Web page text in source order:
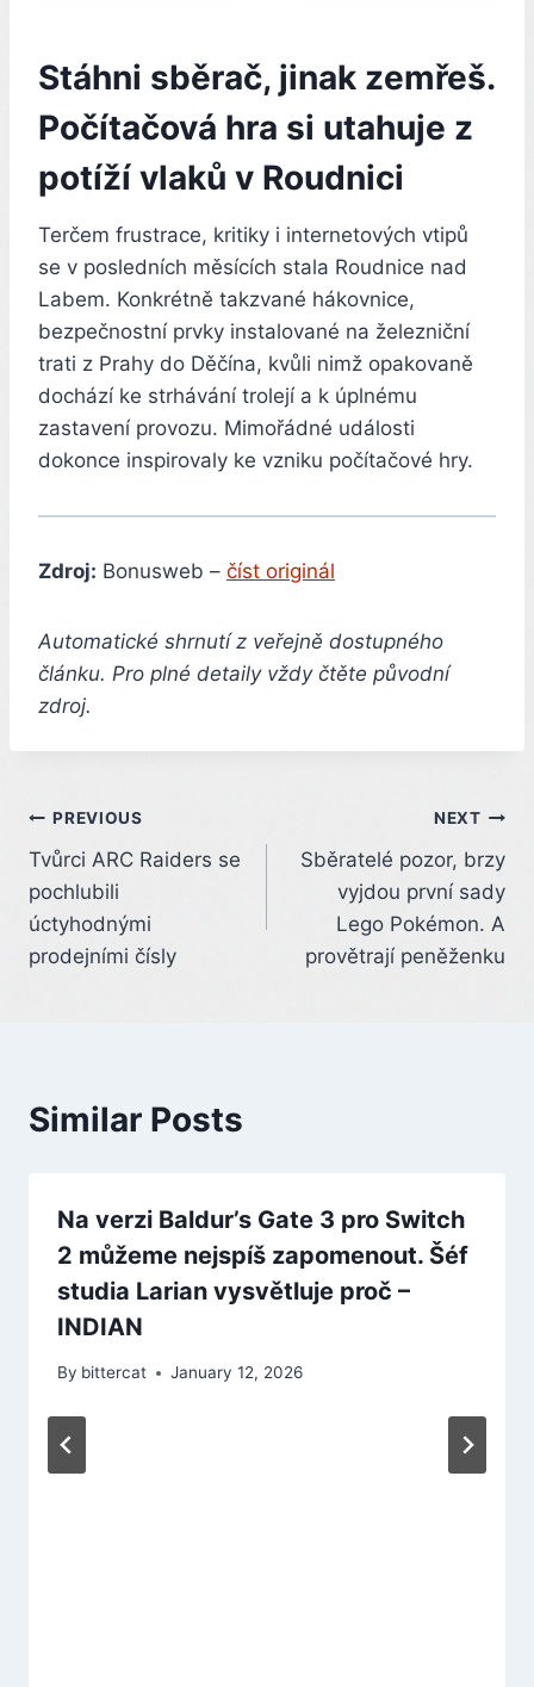
Stáhni sběrač, jinak zemřeš.
Počítačová hra si utahuje z
potíží vlaků v Roudnici
Terčem frustrace, kritiky i internetových vtipů
se v posledních měsících stala Roudnice nad
Labem. Konkrétně takzvané hákovnice,
bezpečnostní prvky instalované na železniční
trati z Prahy do Děčína, kvůli nimž opakovaně
dochází ke strhávání trolejí a k úplnému
zastavení provozu. Mimořádné události
dokonce inspirovaly ke vzniku počítačové hry.
Zdroj: Bonusweb – číst originál
Automatické shrnutí z veřejně dostupného
článku. Pro plné detaily vždy čtěte původní
zdroj.
Post
navigation
PREVIOUS
Tvůrci ARC Raiders se
pochlubili
úctyhodnými
prodejními čísly
NEXT
Sběratelé pozor, brzy
vyjdou první sady
Lego Pokémon. A
provětrají peněženku
Similar Posts
Na verzi Baldur’s Gate 3 pro Switch
2 můžeme nejspíš zapomenout. Šéf
studia Larian vysvětluje proč –
INDIAN
By bittercat January 12, 2026